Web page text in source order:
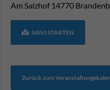
Am Salzhof 14770
NAVI STARTEN
Zurück zum